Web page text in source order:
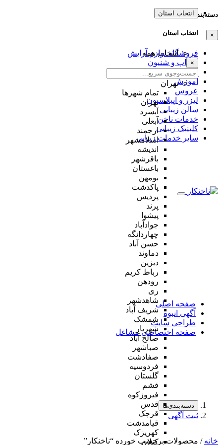
دسته‌بندی‌ها
×
فروشگاه لوازم آرایش
میکاپ و شنیون
مژه و ابرو
آموزش
عروس
لیزر و اپیلاسیون
سالن زیبایی
خدمات ناخن
کلینیک زیبایی
سایر خدمات زیبایی
انتخاب استان
انتخاب استان
انتخاب همه
×
تهران
تمام شهر‌ها
تهران
آبسرد
آبعلی
ارجمند
اسلامشهر
اندیشه
باقرشهر
باغستان
بومهن
پاکدشت
پردیس
پرند
پیشوا
جوادآباد
چهاردانگه
حسن آباد
دماوند
دیزین
رباط کریم
رودهن
ری
شاهدشهر
شریف آباد
شمشک
شهریار
صالح آباد
صباشهر
صفادشت
فردوسیه
گلستان
فشم
فیروزکوه
قدس
قرچک
قیامدشت
کهریزک
کیلان
صفحه اصلی
آگهی انبوه
طراحی سایت
صفحه اختصاصی مشاغل
دسته‌بندی‌ها
ثبت آگهی
خانه / محصولات برچسب خورده “ناخنکار”